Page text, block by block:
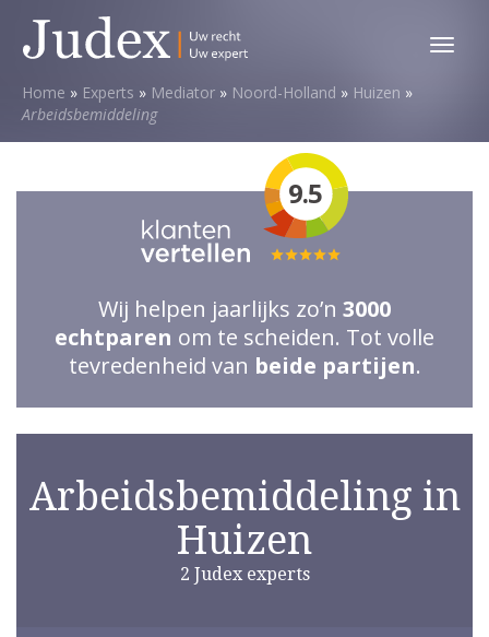
Toggle
Home » Experts » Mediator » Noord-Holland » Huizen »
Arbeidsbemiddeling
9.5
Totale
waardering:
5
van
Wij helpen jaarlijks zo’n 3000
echtparen om te scheiden. Tot volle
tevredenheid van beide partijen.
Arbeidsbemiddeling in
Huizen
2 Judex experts